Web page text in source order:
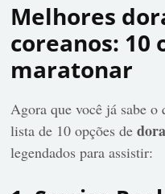
Melhores
coreanos: 10
maratonar
Agora que você já sabe o
lista de 10 opções de
legendados para assistir: